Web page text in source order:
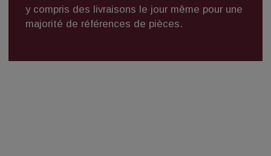
y compris des livraisons le jour même pour une
majorité de références de pièces.